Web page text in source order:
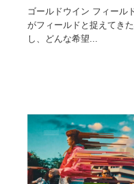
ゴールドウイン フィール
がフィールドと捉えてき
し、どんな希望...